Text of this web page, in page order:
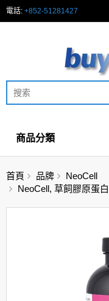
電話: +852-51281427
商品分類
首頁 品牌
NeoCell
NeoCell, 草飼膠原蛋